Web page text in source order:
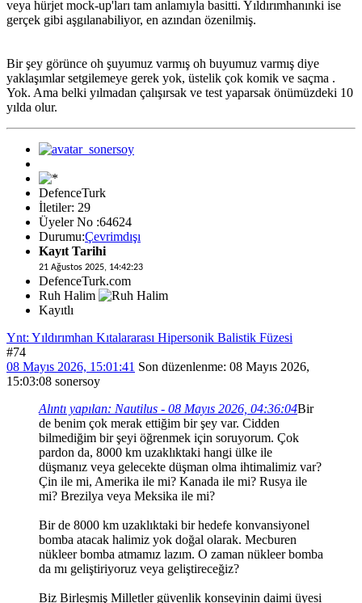
veya hürjet mock-up'ları tam anlamıyla basitti. Yıldırımhanınki ise
gerçek gibi aşgılanabiliyor, en azından özenilmiş.
Bir şey görünce oh şuyumuz varmış oh buyumuz varmış diye
yaklaşımlar setgilemeye gerek yok, üstelik çok komik ve saçma .
Yok. Ama belki yılmadan çalışırsak ve test yaparsak önümüzdeki 10
yılda olur.
DefenceTurk
İletiler: 29
Üyeler No :64624
Durumu:Çevrimdışı
Kayıt Tarihi
21 Ağustos 2025, 14:42:23
DefenceTurk.com
Ruh Halim
Kayıtlı
Ynt: Yıldırımhan Kıtalararası Hipersonik Balistik Füzesi
#74
08 Mayıs 2026, 15:01:41 Son düzenlenme: 08 Mayıs 2026,
15:03:08 sonersoy
Alıntı yapılan: Nautilus - 08 Mayıs 2026, 04:36:04Bir
de benim çok merak ettiğim bir şey var. Cidden
bilmediğim bir şeyi öğrenmek için soruyorum. Çok
pardon da, 8000 km uzaklıktaki hangi ülke ile
düşmanız veya gelecekte düşman olma ihtimalimiz var?
Çin ile mi, Amerika ile mi? Kanada ile mi? Rusya ile
mi? Brezilya veya Meksika ile mi?
Bir de 8000 km uzaklıktaki bir hedefe konvansiyonel
bomba atacak halimiz yok doğal olarak. Mecburen
nükleer bomba atmamız lazım. O zaman nükleer bomba
da mı geliştiriyoruz veya geliştireceğiz?
Biz Birleşmiş Milletler güvenlik konseyinin daimi üyesi